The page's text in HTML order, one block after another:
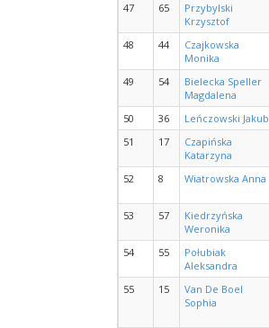
47
65
Przybylski
Krzysztof
48 44
Czajkowska
Monika
49 54
Bielecka Speller
Magdalena
50 36 Leńczowski Jakub
51
17
Czapińska
Katarzyna
52 8 Wiatrowska Anna
53 57
Kiedrzyńska
Weronika
54 55
Połubiak
Aleksandra
55 15
Van De Boel
Sophia